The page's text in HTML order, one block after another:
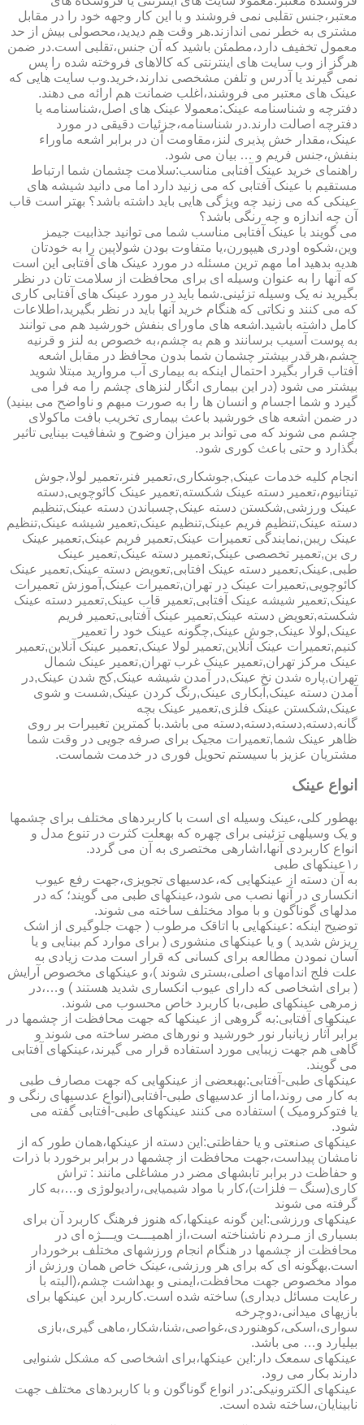
معتبر،جنس تقلبی نمی فروشند و با این کار وجهه خود را در مقابل
مشتری به خطر نمی اندازند.هر وقت هم دیدید،محصولی بیش از حد
معمول تخفیف دارد،مطمئن باشید که آن جنس،تقلبی است.در ضمن
هرگز از وب سایت های اینترنتی که کالاهای فروخته شده را پس
نمی گیرند یا آدرس و تلفن مشخصی ندارند،خرید.وب سایت هایی که
عینک های معتبر می فروشند،اغلب ضمانت هم ارائه می دهند.
دفترچه و شناسنامه عینک:معمولا عینک های اصل،شناسنامه یا
دفترچه اصالت دارند.در شناسنامه،جزئیات دقیقی در مورد
عینک،مقدار خش پذیری لنز،مقاومت آن در برابر اشعه ماوراء
بنفش،جنس فریم و … بیان می شود.
راهنمای خرید عینک آفتابی مناسب:سلامت چشمان شما ارتباط
مستقیم با عینک آفتابی که می زنید دارد اما می دانید شیشه های
عینکی که می زنید چه ویژگی هایی باید داشته باشد؟ بهتر است قاب
آن چه اندازه و چه رنگی باشد؟
می گویند با عینک آفتابی مناسب شما می توانید جذابیت جیمز
وین،شکوه اودری هیپورن،یا متفاوت بودن شولاپین را به خودتان
هدیه بدهید اما مهم ترین مسئله در مورد عینک های آفتابی این است
که آنها را به عنوان وسیله ای برای محافظت از سلامت تان در نظر
بگیرید نه یک وسیله تزئینی.شما باید در مورد عینک های آفتابی کاری
که می کنند و نکاتی که هنگام خرید آنها باید در نظر بگیرید،اطلاعات
کامل داشته باشید.اشعه های ماورای بنفش خورشید هم می توانند
به پوست آسیب برسانند و هم به چشم،به خصوص به لنز و قرنیه
چشم،هرقدر بیشتر چشمان شما بدون محافظ در مقابل اشعه
آفتاب قرار بگیرد احتمال اینکه به بیماری آب مروارید مبتلا شوید
بیشتر می شود (در این بیماری انگار لنزهای چشم را مه فرا می
گیرد و شما اجسام و انسان ها را به صورت مبهم و ناواضح می بینید)
در ضمن اشعه های خورشید باعث بیماری تخریب بافت ماکولای
چشم می شوند که می تواند بر میزان وضوح و شفافیت بینایی تاثیر
بگذارد و حتی باعث کوری شود.
انجام کلیه خدمات عینک,جوشکاری،تعمیر فنر،تعمیر لولا،جوش
تیتانیوم،تعمیر دسته عینک شکسته,تعمیر عینک کائوچویی,دسته
عینک ورزشی,شکستن دسته عینک,چسباندن دسته عینک,تنظیم
دسته عینک,تنظیم فریم عینک,تنظیم عینک,تعمیر شیشه عینک,تنظیم
عینک ریبن,نمایندگی تعمیرات عینک,تعمیر فریم عینک,تعمیر عینک
ری بن,تعمیر تخصصی عینک,تعمیر دسته عینک,تعمیر عینک
طبی,عینک,تعمیر دسته عینک افتابی,تعویض دسته عینک,تعمیر عینک
کائوچویی,تعمیرات عینک در تهران,تعمیرات عینک,آموزش تعمیرات
عینک,تعمیر شیشه عینک آفتابی,تعمیر قاب عینک,تعمیر دسته عینک
شکسته,تعویض دسته عینک,تعمیر عینک آفتابی,تعمیر فریم
عینک,لولا عینک,جوش عینک,چگونه عینک خود را تعمیر
کنیم,تعمیرات عینک آنلاین,تعمیر لولا عینک,تعمیر عینک آنلاین,تعمیر
عینک مرکز تهران,تعمیر عینک غرب تهران,تعمیر عینک شمال
تهران,پاره شدن نخ عینک,در آمدن شیشه عینک,کج شدن عینک,در
آمدن دسته عینک,آبکاری عینک,رنگ کردن عینک,شست و شوی
عینک,شکستن عینک فلزی,تعمیر عینک بچه
گانه,دسته,دسته,دسته,دسته می باشد.با کمترین تغییرات بر روی
ظاهر عینک شما,تعمیرات مجیک برای صرفه جویی در وقت شما
مشتریان عزیز با سیستم تحویل فوری در خدمت شماست.
انواع عینک
به­طور کلی،عینک وسیله ای است با کاربردهای مختلف برای چشمها
و یک وسیله­ی تزئینی برای چهره که به­علت کثرت در تنوع مدل و
انواع کاربردی آنها،اشاره­ی مختصری به آن می گردد.
۱٫عینکهای طبی
به آن دسته از عینکهایی که،عدسیهای تجویزی،جهت رفع عیوب
انکساری در آنها نصب می شود،عینکهای طبی می گویند؛ که در
مدلهای گوناگون و با مواد مختلف ساخته می شوند.
توضیح اینکه :عینکهایی با اتاقک مرطوب ( جهت جلوگیری از اشک
ریزش شدید ) و یا عینکهای منشوری ( برای موارد کم بینایی و یا
آسان نمودن مطالعه برای کسانی که قرار است مدت زیادی به
علت فلج اندامهای اصلی،بستری شوند )،و عینکهای مخصوص آرایش
( برای اشخاصی که دارای عیوب انکساری شدید هستند ) و…،در
زمره­ی عینکهای طبی،با کاربرد خاص محسوب می شوند.
عینکهای آفتابی:به گروهی از عینکها که جهت محافظت از چشمها در
برابر آثار زیانبار نور خورشید و نورهای مضر ساخته می شوند و
گاهی هم جهت زیبایی مورد استفاده قرار می گیرند،عینکهای آفتابی
می گویند.
عینکهای طبی-آفتابی:به­بعضی از عینکهایی که جهت مصارف طبی
به کار می روند،اما از عدسیهای طبی-آفتابی(انواع عدسیهای رنگی و
یا فتوکرومیک ) استفاده می کنند عینکهای طبی-آفتابی گفته می
شود.
عینکهای صنعتی و یا حفاظتی:این دسته از عینکها،همان طور که از
نامشان پیداست،جهت محافظت از چشمها در برابر برخورد با ذرات
و حفاظت در برابر تابشهای مضر در مشاغلی مانند : تراش
کاری(سنگ – فلزات)،کار با مواد شیمیایی،رادیولوژی و…،به کار
گرفته می شوند
عینکهای ورزشی:این گونه عینکها،که هنوز فرهنگ کاربرد آن برای
بسیاری از مـردم ناشناخته است،از اهمیـــت ویـــژه ای در
محافظت از چشمها در هنگام انجام ورزشهای مختلف برخوردار
است.به­گونه ای که برای هر ورزشی،عینک خاص همان ورزش از
مواد مخصوص جهت محافظت،ایمنی و بهداشت چشم،(البته با
رعایت مسائل دیداری) ساخته شده است.کاربرد این عینکها برای
بازیهای میدانی،دوچرخه
سواری،اسکی،کوهنوردی،غواصی،شنا،شکار،ماهی گیری،بازی
بیلیارد و… می باشد.
عینکهای سمعک دار:این عینکها،برای اشخاصی که مشکل شنوایی
دارند بکار می رود.
عینکهای الکترونیکی:در انواع گوناگون و با کاربردهای مختلف جهت
نابینایان،ساخته شده است.